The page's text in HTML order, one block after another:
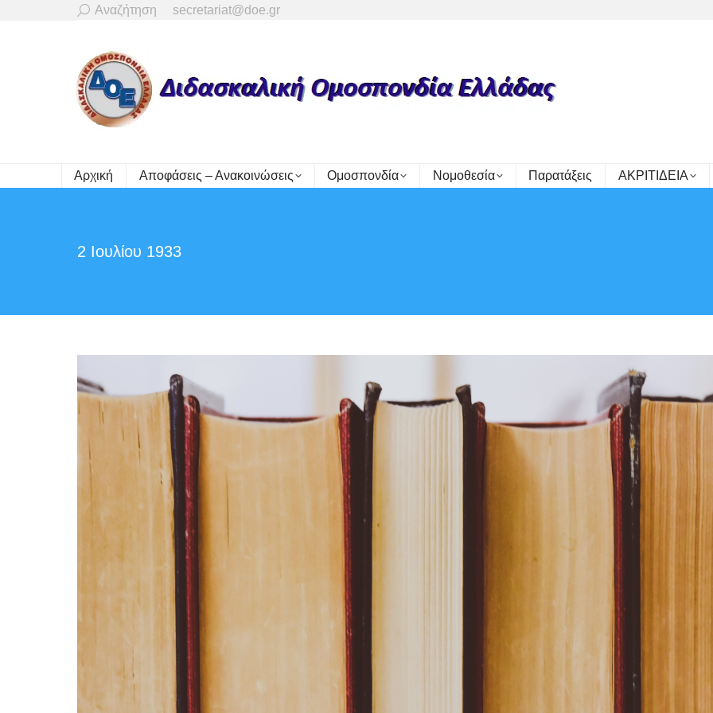
Search:
Αναζήτηση secretariat@doe.gr
Αρχική Αποφάσεις – Ανακοινώσεις Ομοσπονδία Νομοθεσία Παρατάξεις ΑΚΡΙΤΙΔΕΙΑ
2 Ιουλίου 1933